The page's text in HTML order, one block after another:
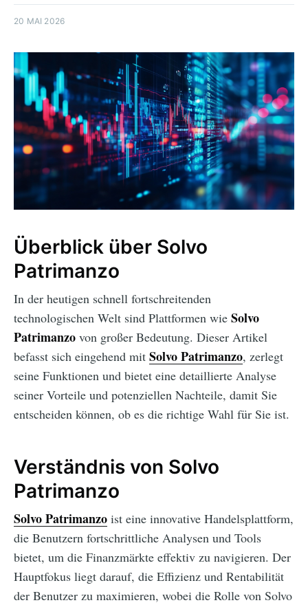
20 MAI 2026
Überblick über Solvo
Patrimanzo
In der heutigen schnell fortschreitenden
technologischen Welt sind Plattformen wie Solvo
Patrimanzo von großer Bedeutung. Dieser Artikel
befasst sich eingehend mit Solvo Patrimanzo, zerlegt
seine Funktionen und bietet eine detaillierte Analyse
seiner Vorteile und potenziellen Nachteile, damit Sie
entscheiden können, ob es die richtige Wahl für Sie ist.
Verständnis von Solvo
Patrimanzo
Solvo Patrimanzo ist eine innovative Handelsplattform,
die Benutzern fortschrittliche Analysen und Tools
bietet, um die Finanzmärkte effektiv zu navigieren. Der
Hauptfokus liegt darauf, die Effizienz und Rentabilität
der Benutzer zu maximieren, wobei die Rolle von Solvo